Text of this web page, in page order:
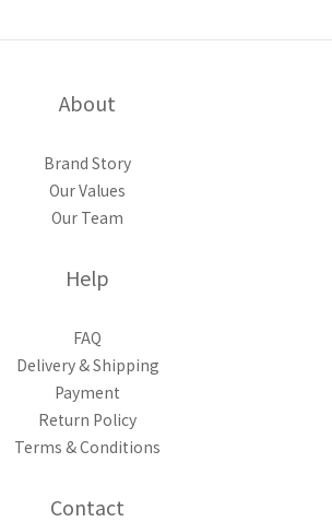
About
Brand Story
Our Values
Our Team
Help
FAQ
Delivery & Shipping
Payment
Return Policy
Terms & Conditions
Contact